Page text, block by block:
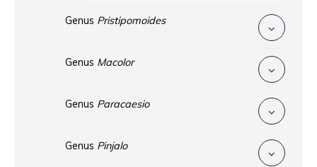
Genus Pristipomoides
Genus Macolor
Genus Paracaesio
Genus Pinjalo